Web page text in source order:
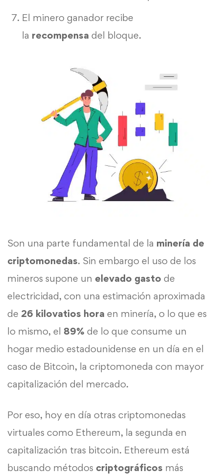
El minero ganador recibe
la recompensa del bloque.
Son una parte fundamental de la minería de
criptomonedas. Sin embargo el uso de los
mineros supone un elevado gasto de
electricidad, con una estimación aproximada
de 26 kilovatios hora en minería, o lo que es
lo mismo, el 89% de lo que consume un
hogar medio estadounidense en un día en el
caso de Bitcoin, la criptomoneda con mayor
capitalización del mercado.
Por eso, hoy en día otras criptomonedas
virtuales como Ethereum, la segunda en
capitalización tras bitcoin. Ethereum está
buscando métodos criptográficos más